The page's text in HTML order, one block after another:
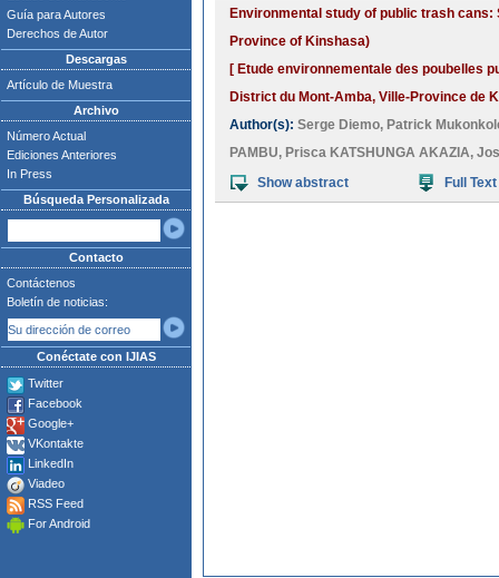
Guía para Autores
Derechos de Autor
Descargas
Artículo de Muestra
Archivo
Número Actual
Ediciones Anteriores
In Press
Búsqueda Personalizada
Contacto
Contáctenos
Boletín de noticias:
Conéctate con IJIAS
Twitter
Facebook
Google+
VKontakte
LinkedIn
Viadeo
RSS Feed
For Android
Environmental study of public trash
Province of Kinshasa)
[ Etude environnementale des poubelles
District du Mont-Amba, Ville-Province de
Author(s): Serge Diemo, Patrick
PAMBU, Prisca KATSHUNGA AKAZIA,
Show abstract
Full Text